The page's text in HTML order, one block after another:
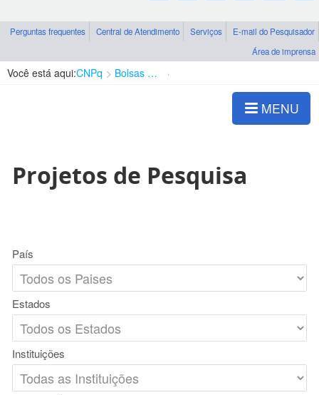
Perguntas frequentes Central de Atendimento Serviços
E-mail do Pesquisador
Área de imprensa
Você está aqui:CNPq Bolsas e Auxílios Vigentes
MENU
Projetos de Pesquisa
País
Estados
Instituições